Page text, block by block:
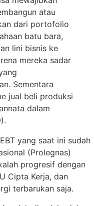
atau
dari portofolio
batu bara,
lini bisnis ke
mereka sadar
Sementara
jual beli produksi
dalam
yang saat ini sudah
(Prolegnas)
progresif dengan
Cipta Kerja, dan
terbarukan saja.